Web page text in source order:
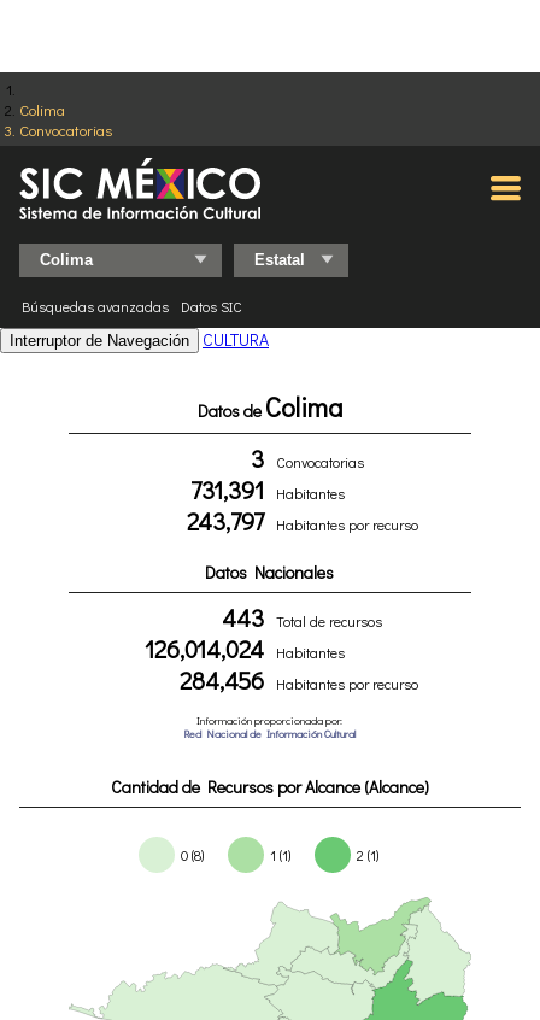
Colima
Convocatorias
Búsquedas avanzadas Datos SIC
Interruptor de Navegación CULTURA
Datos de Colima
3 Convocatorias
731,391 Habitantes
243,797 Habitantes por recurso
Datos Nacionales
443 Total de recursos
126,014,024 Habitantes
284,456 Habitantes por recurso
Información proporcionada por:
Red Nacional de Información Cultural
Cantidad de Recursos por Alcance (Alcance)
0 (8) 1 (1) 2 (1)